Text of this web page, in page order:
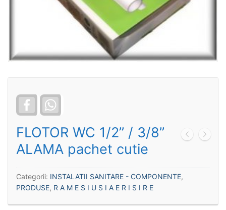
Facebook
FLOTOR WC 1/2” / 3/8”
ALAMA pachet cutie
Categorii: INSTALATII SANITARE - COMPONENTE,
PRODUSE, R A M E S I U S I A E R I S I R E